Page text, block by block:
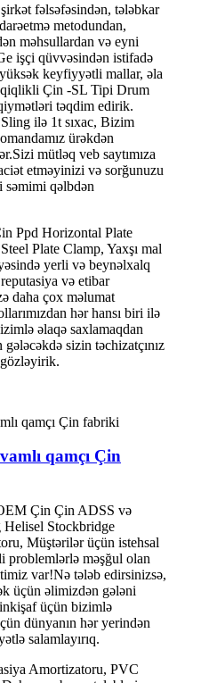
fəlsəfəsindən, tələbkar
metodundan,
məhsullardan və eyni
işçi qüvvəsindən istifadə
keyfiyyətli mallar, əla
Çin -SL Tipi Drum
təqdim edirik.
ilə 1t sıxac, Bizim
ürəkdən
mütləq veb saytımıza
etməyinizi və sorğunuzu
səmimi qəlbdən
Ppd Horizontal Plate
Plate Clamp, Yaxşı mal
yerli və beynəlxalq
və etibar
daha çox məlumat
hər hansı biri ilə
əlaqə saxlamaqdan
sizin təchizatçınız
qamçı Çin
Çin Çin ADSS və
Stockbridge
Müştərilər üçün istehsal
problemlərlə məşğul olan
var!Nə tələb edirsinizsə,
üçün əlimizdən gələni
üçün bizimlə
dünyanın hər yerindən
salamlayırıq.
Amortizatoru, PVC